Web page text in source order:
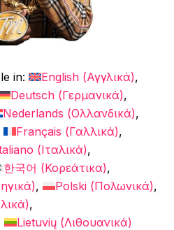
in: English (Αγγλικά)
Deutsch (Γερμανικά)
Nederlands (Ολλανδικά)
Français (Γαλλικά)
(Ιταλικά)
한국어 (Κορεάτικα)
) Polski (Πολωνικά)
)
Lietuvių (Λιθουανικά)